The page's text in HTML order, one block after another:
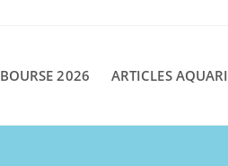
BOURSE 2026 ARTICLES